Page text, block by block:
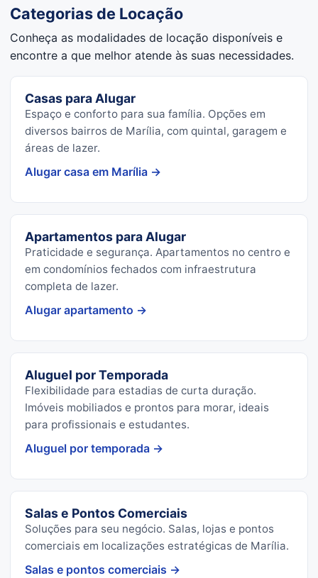
Categorias de Locação
Conheça as modalidades de locação disponíveis e
encontre a que melhor atende às suas necessidades.
Casas para Alugar
Espaço e conforto para sua família. Opções em
diversos bairros de Marília, com quintal, garagem e
áreas de lazer.
Alugar casa em Marília →
Apartamentos para Alugar
Praticidade e segurança. Apartamentos no centro e
em condomínios fechados com infraestrutura
completa de lazer.
Alugar apartamento →
Aluguel por Temporada
Flexibilidade para estadias de curta duração.
Imóveis mobiliados e prontos para morar, ideais
para profissionais e estudantes.
Aluguel por temporada →
Salas e Pontos Comerciais
Soluções para seu negócio. Salas, lojas e pontos
comerciais em localizações estratégicas de Marília.
Salas e pontos comerciais →